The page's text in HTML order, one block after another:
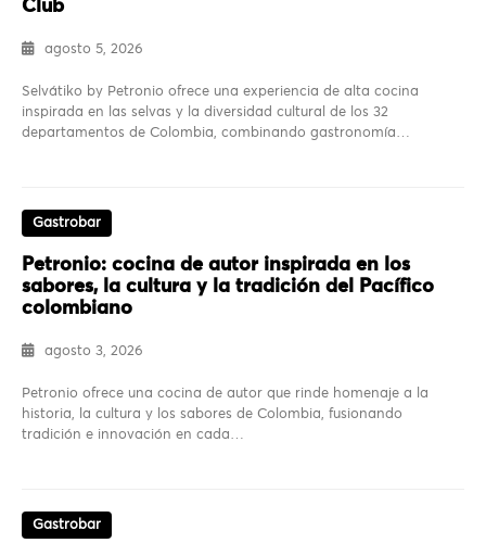
Club
agosto 5, 2026
Selvátiko by Petronio ofrece una experiencia de alta cocina
inspirada en las selvas y la diversidad cultural de los 32
departamentos de Colombia, combinando gastronomía…
Gastrobar
Petronio: cocina de autor inspirada en los
sabores, la cultura y la tradición del Pacífico
colombiano
agosto 3, 2026
Petronio ofrece una cocina de autor que rinde homenaje a la
historia, la cultura y los sabores de Colombia, fusionando
tradición e innovación en cada…
Gastrobar